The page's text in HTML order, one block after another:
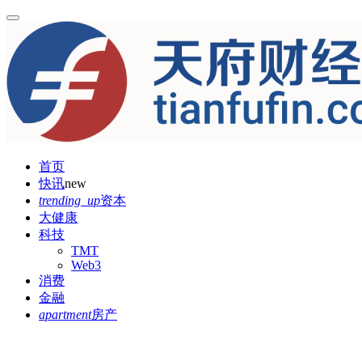
首页
快讯new
trending_up资本
大健康
科技
TMT
Web3
消费
金融
apartment房产